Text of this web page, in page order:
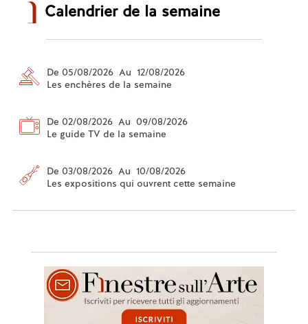
Calendrier de la semaine
De 05/08/2026 Au 12/08/2026
Les enchères de la semaine
De 02/08/2026 Au 09/08/2026
Le guide TV de la semaine
De 03/08/2026 Au 10/08/2026
Les expositions qui ouvrent cette semaine